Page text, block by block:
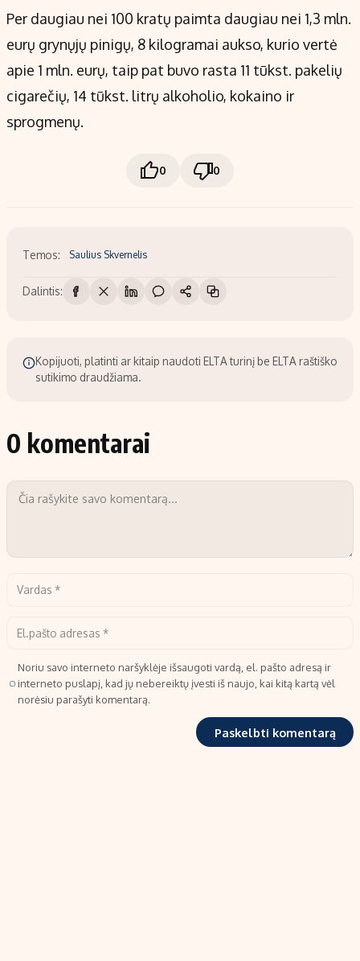
Per daugiau nei 100 kratų paimta daugiau nei 1,3 mln.
eurų grynųjų pinigų, 8 kilogramai aukso, kurio vertė
apie 1 mln. eurų, taip pat buvo rasta 11 tūkst. pakelių
cigarečių, 14 tūkst. litrų alkoholio, kokaino ir
sprogmenų.
0 0
Temos: Saulius Skvernelis
Dalintis:
Kopijuoti, platinti ar kitaip naudoti ELTA turinį be ELTA raštiško
sutikimo draudžiama.
0 komentarai
Noriu savo interneto naršyklėje išsaugoti vardą, el. pašto adresą ir
interneto puslapį, kad jų nebereiktų įvesti iš naujo, kai kitą kartą vėl
norėsiu parašyti komentarą.